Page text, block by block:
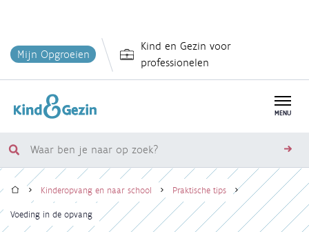
en
inhoud
Mijn Opgroeien
Kind en Gezin voor
professionelen
MENU
Waar
ben
je
op
Kruimelpad
HomeKinderopvang en naar school Praktische tips
Voeding in de opvang